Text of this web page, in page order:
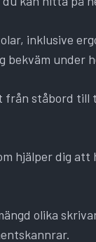
inklusive
under
ståbord till
hjälper dig att
olika